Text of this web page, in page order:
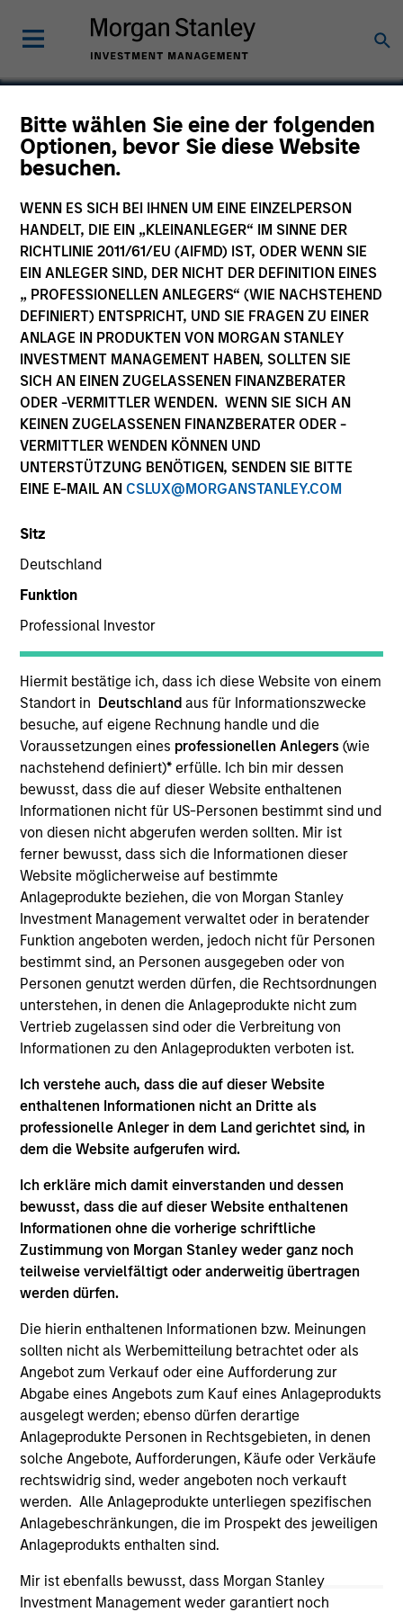
Bitte wählen Sie eine der folgenden
Optionen, bevor Sie diese Website
besuchen.
WENN ES SICH BEI IHNEN UM EINE EINZELPERSON
HANDELT, DIE EIN „KLEINANLEGER“ IM SINNE DER
RICHTLINIE 2011/61/EU (AIFMD) IST, ODER WENN SIE
EIN ANLEGER SIND, DER NICHT DER DEFINITION EINES
„ PROFESSIONELLEN ANLEGERS“ (WIE NACHSTEHEND
DEFINIERT) ENTSPRICHT, UND SIE FRAGEN ZU EINER
ANLAGE IN PRODUKTEN VON MORGAN STANLEY
INVESTMENT MANAGEMENT HABEN, SOLLTEN SIE
SICH AN EINEN ZUGELASSENEN FINANZBERATER
ODER -VERMITTLER WENDEN. WENN SIE SICH AN
KEINEN ZUGELASSENEN FINANZBERATER ODER -
VERMITTLER WENDEN KÖNNEN UND
UNTERSTÜTZUNG BENÖTIGEN, SENDEN SIE BITTE
EINE E-MAIL AN CSLUX@MORGANSTANLEY.COM
Sitz
Deutschland
Funktion
Professional Investor
Hiermit bestätige ich, dass ich diese Website von einem
Standort in Deutschland aus für Informationszwecke
besuche, auf eigene Rechnung handle und die
Voraussetzungen eines professionellen Anlegers(wie
nachstehend definiert)* erfülle. Ich bin mir dessen
bewusst, dass die auf dieser Website enthaltenen
Informationen nicht für US-Personen bestimmt sind und
von diesen nicht abgerufen werden sollten. Mir ist
ferner bewusst, dass sich die Informationen dieser
Website möglicherweise auf bestimmte
Anlageprodukte beziehen, die von Morgan Stanley
Investment Management verwaltet oder in beratender
Funktion angeboten werden, jedoch nicht für Personen
bestimmt sind, an Personen ausgegeben oder von
Personen genutzt werden dürfen, die Rechtsordnungen
unterstehen, in denen die Anlageprodukte nicht zum
Vertrieb zugelassen sind oder die Verbreitung von
Informationen zu den Anlageprodukten verboten ist.
Ich verstehe auch, dass die auf dieser Website
enthaltenen Informationen nicht an Dritte als
professionelle Anleger in dem Land gerichtet sind, in
dem die Website aufgerufen wird.
Ich erkläre mich damit einverstanden und dessen
bewusst, dass die auf dieser Website enthaltenen
Informationen ohne die vorherige schriftliche
Zustimmung von Morgan Stanley weder ganz noch
teilweise vervielfältigt oder anderweitig übertragen
werden dürfen.
Die hierin enthaltenen Informationen bzw. Meinungen
sollten nicht als Werbemitteilung betrachtet oder als
Angebot zum Verkauf oder eine Aufforderung zur
Abgabe eines Angebots zum Kauf eines Anlageprodukts
ausgelegt werden; ebenso dürfen derartige
Anlageprodukte Personen in Rechtsgebieten, in denen
solche Angebote, Aufforderungen, Käufe oder Verkäufe
rechtswidrig sind, weder angeboten noch verkauft
werden. Alle Anlageprodukte unterliegen spezifischen
Anlagebeschränkungen, die im Prospekt des jeweiligen
Anlageprodukts enthalten sind.
Mir ist ebenfalls bewusst, dass Morgan Stanley
Investment Management weder garantiert noch
SpendMend
Healthcare Services
COUNTRY
United States
Invested on
Mar 2022
Transaction Type
Buyout
SpendMend is a leading provider of cost cycle
management and regulatory compliance
management systems to hospitals and health
systems. Utilizing propietary technology to find
instances of payment error, SpendMend is the clear
market leader in profit recovery.
View Current Employment Opportunities
View Site
Board Membership
Steve Rodgers, David M. Thompson
Investment Team
Morgan Stanley Capital Partners
Press Release
Morgan Stanley Capital Partners Completes
Investment in SpendMend
Mar 02,2022